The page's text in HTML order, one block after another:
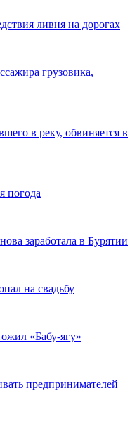
ливня на дорогах
грузовика,
в реку, обвиняется в
погода
заработала в Бурятии
на свадьбу
«Бабу-ягу»
предпринимателей